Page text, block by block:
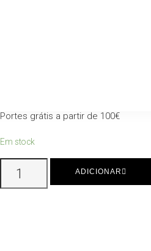
Portes grátis a partir de 100€
Em stock
ADICIONAR